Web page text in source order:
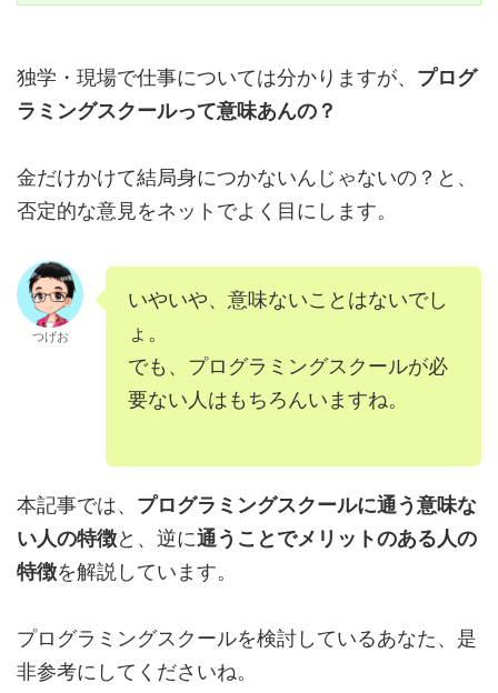
独学・現場で仕事については分かりますが、 プログ
ラミングスクールって意味あんの？
金だけかけて結局身につかないんじゃないの？と、
否定的な意見をネットでよく目にします。
つげお
いやいや、意味ないことはないでし
ょ。
でも、プログラミングスクールが必
要ない人はもちろんいますね。
本記事では、 プログラミングスクールに通う意味な
い人の特徴と、逆に通うことでメリットのある人の
特徴を解説しています。
プログラミングスクールを検討しているあなた、是
非参考にしてくださいね。